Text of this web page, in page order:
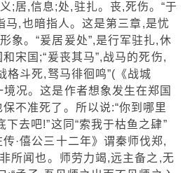
,信息;处,驻扎。丧,死伤。“于
马,也暗指人。这是第三章,是忧
象。“爰居爰处”,是行军驻扎,休
宋国;“爰丧其马”,战马的死伤,
格斗死,驽马徘徊鸣”(《战城
况。这是作者想象发生在郑国
不准死了。所以说:“你到哪里
去吧!”这同“索我于枯鱼之肆”
·僖公三十二年》谓秦师伐郑,
所闻也。师劳力竭,远主备之,无